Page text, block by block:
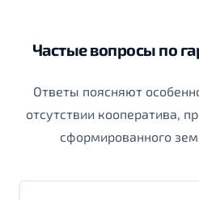
Частые вопросы по
Ответы поясняют
отсутствии кооператива,
сформированного